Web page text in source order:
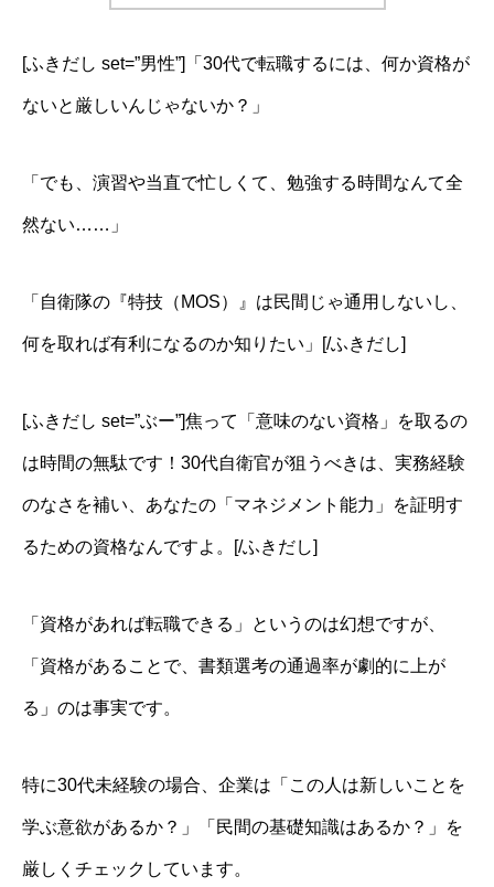
[ふきだし set=”男性”]「30代で転職するには、何か資格が
ないと厳しいんじゃないか？」
「でも、演習や当直で忙しくて、勉強する時間なんて全
然ない……」
「自衛隊の『特技（MOS）』は民間じゃ通用しないし、
何を取れば有利になるのか知りたい」[/ふきだし]
[ふきだし set=”ぶー”]焦って「意味のない資格」を取るの
は時間の無駄です！30代自衛官が狙うべきは、実務経験
のなさを補い、あなたの「マネジメント能力」を証明す
るための資格なんですよ。[/ふきだし]
「資格があれば転職できる」というのは幻想ですが、
「資格があることで、書類選考の通過率が劇的に上が
る」のは事実です。
特に30代未経験の場合、企業は「この人は新しいことを
学ぶ意欲があるか？」「民間の基礎知識はあるか？」を
厳しくチェックしています。